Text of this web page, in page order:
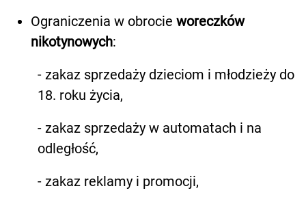
Ograniczenia w obrocie woreczków
nikotynowych:
- zakaz sprzedaży dzieciom i młodzieży do
18. roku życia,
- zakaz sprzedaży w automatach i na
odległość,
- zakaz reklamy i promocji,